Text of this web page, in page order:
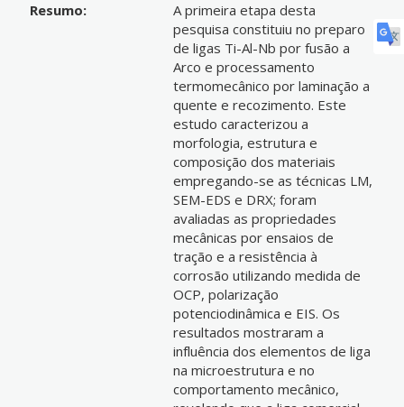
Resumo:
A primeira etapa desta
pesquisa constituiu no preparo
de ligas Ti-Al-Nb por fusão a
Arco e processamento
termomecânico por laminação a
quente e recozimento. Este
estudo caracterizou a
morfologia, estrutura e
composição dos materiais
empregando-se as técnicas LM,
SEM-EDS e DRX; foram
avaliadas as propriedades
mecânicas por ensaios de
tração e a resistência à
corrosão utilizando medida de
OCP, polarização
potenciodinâmica e EIS. Os
resultados mostraram a
influência dos elementos de liga
na microestrutura e no
comportamento mecânico,